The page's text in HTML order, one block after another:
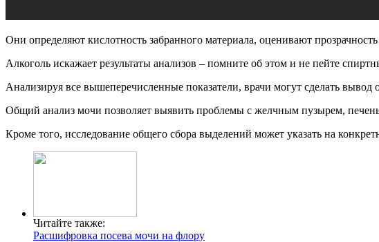
Они определяют кислотность забранного материала, оценивают
Алкоголь искажает результаты анализов – помните об этом и не пейте
Анализируя все вышеперечисленные показатели, врачи могут сделать
Общий анализ мочи позволяет выявить проблемы с желчным пузырем,
Кроме того, исследование общего сбора выделений может указать на
Читайте также:
Расшифровка посева мочи на флору